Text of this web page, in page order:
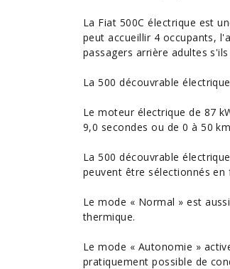
La Fiat 500C électrique est
peut accueillir 4 occupants,
passagers arrière adultes
La 500 découvrable
Le moteur électrique de 87
9,0 secondes ou de 0 à 50
La 500 découvrable
peuvent être sélectionnés
Le mode « Normal » est
thermique.
Le mode « Autonomie »
pratiquement possible de